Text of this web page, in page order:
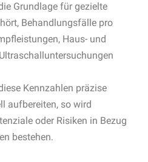
Grundlage für gezielte
Behandlungsfälle pro
Haus- und
Kennzahlen präzise
aufbereiten, so wird
oder Risiken in Bezug
bestehen.